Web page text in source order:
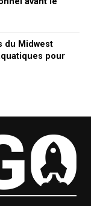
du Midwest
pour